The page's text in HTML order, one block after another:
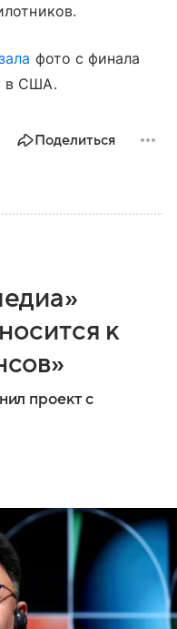
фото с финала
в США.
Поделиться
к
проект с